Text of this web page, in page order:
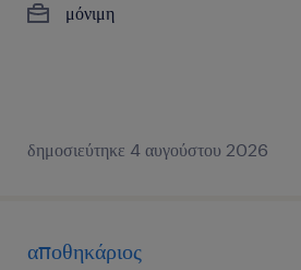
μόνιμη
δημοσιεύτηκε 4 αυγούστου 2026
αποθηκάριος